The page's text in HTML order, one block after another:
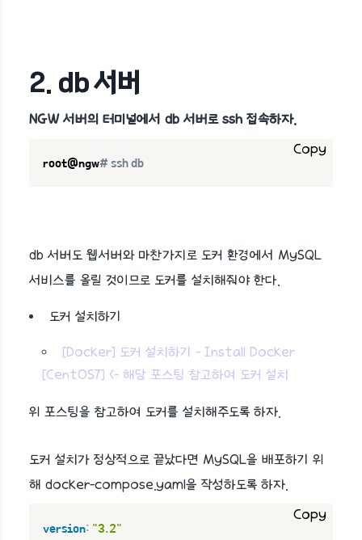
2. db 서버
NGW 서버의 터미널에서 db 서버로 ssh 접속하자.
root@ngw# ssh db
Copy
db 서버도 웹서버와 마찬가지로 도커 환경에서 MySQL
서비스를 올릴 것이므로 도커를 설치해줘야 한다.
도커 설치하기
[Docker] 도커 설치하기 - Install Docker
[CentOS7] <- 해당 포스팅 참고하여 도커 설치
위 포스팅을 참고하여 도커를 설치해주도록 하자.
도커 설치가 정상적으로 끝났다면 MySQL을 배포하기 위
해 docker-compose.yaml을 작성하도록 하자.
version: "3.2"
Copy